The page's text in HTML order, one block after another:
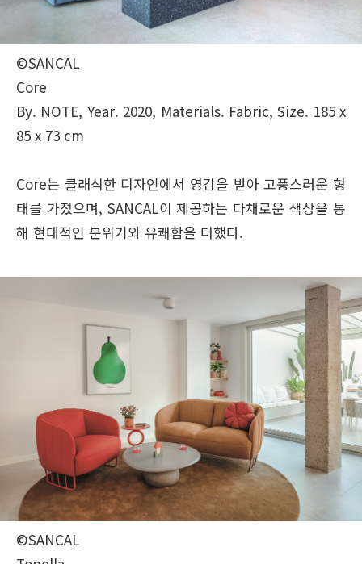
©SANCAL
Core
By. NOTE, Year. 2020, Materials. Fabric, Size. 185 x
85 x 73 cm
Core는 클래식한 디자인에서 영감을 받아 고풍스러운 형
태를 가졌으며, SANCAL이 제공하는 다채로운 색상을 통
해 현대적인 분위기와 유쾌함을 더했다.
©SANCAL